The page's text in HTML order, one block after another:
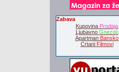
Zabava
Kupovina Prodaja
Ljubavno Gnezdo
Apartman Bansko
Crtani Filmovi